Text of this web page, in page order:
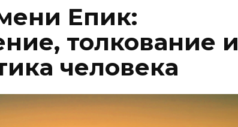
Епик:
толкование и
человека